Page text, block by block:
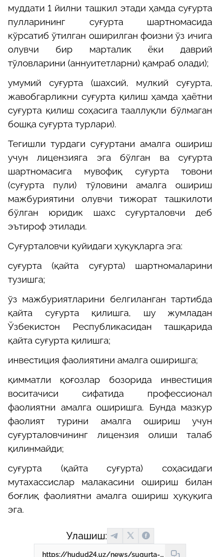
муддати 1 йилни ташкил этади ҳамда суғурта
пулларининг суғурта шартномасида
кўрсатиб ўтилган оширилган фоизни ўз ичига
олувчи бир марталик ёки даврий
тўловларини (аннуитетларни) қамраб олади);
умумий суғурта (шахсий, мулкий суғурта,
жавобгарликни суғурта қилиш ҳамда ҳаётни
суғурта қилиш соҳасига тааллуқли бўлмаган
бошқа суғурта турлари).
Тегишли турдаги суғуртани амалга ошириш
учун лицензияга эга бўлган ва суғурта
шартномасига мувофиқ суғурта товони
(суғурта пули) тўловини амалга ошириш
мажбуриятини олувчи тижорат ташкилоти
бўлган юридик шахс суғурталовчи деб
эътироф этилади.
Суғурталовчи қуйидаги ҳуқуқларга эга:
суғурта (қайта суғурта) шартномаларини
тузишга;
ўз мажбуриятларини белгиланган тартибда
қайта суғурта қилишга, шу жумладан
Ўзбекистон Республикасидан ташқарида
қайта суғурта қилишга;
инвестиция фаолиятини амалга оширишга;
қимматли қоғозлар бозорида инвестиция
воситачиси сифатида профессионал
фаолиятни амалга оширишга. Бунда мазкур
фаолият турини амалга ошириш учун
суғурталовчининг лицензия олиши талаб
қилинмайди;
суғурта (қайта суғурта) соҳасидаги
мутахассислар малакасини ошириш билан
боғлиқ фаолиятни амалга ошириш ҳуқуқига
эга.
Улашиш:
https://hudud24.uz/news/sugurta-kandai-faoliiat-khisoblanadi